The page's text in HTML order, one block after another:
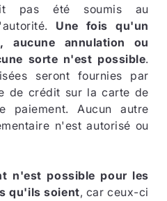
pas été soumis au
Une fois qu'un
aucune annulation ou
sorte n'est possible.
seront fournies par
de crédit sur la carte de
paiement. Aucun autre
n'est autorisé ou
n'est possible pour les
qu'ils soient, car ceux-ci